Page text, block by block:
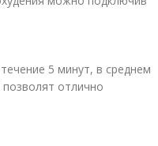
5 минут, в среднем
отлично